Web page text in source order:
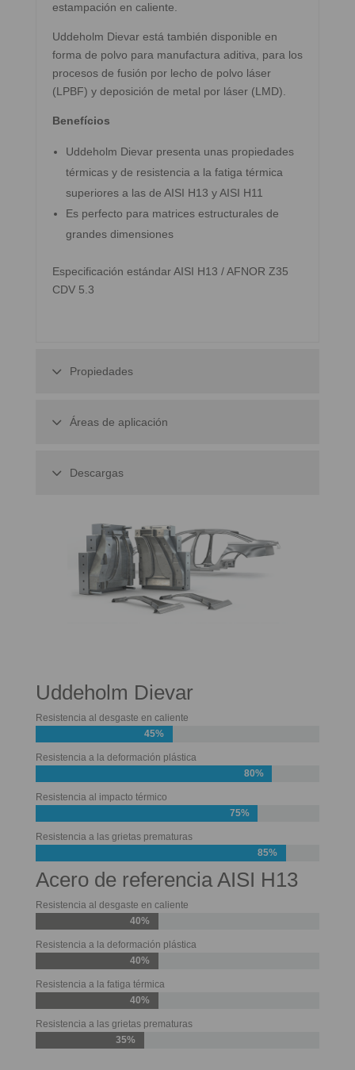
estampación en caliente.
Uddeholm Dievar está también disponible en
forma de polvo para manufactura aditiva, para los
procesos de fusión por lecho de polvo láser
(LPBF) y deposición de metal por láser (LMD).
Benefícios
Uddeholm Dievar presenta unas propiedades
térmicas y de resistencia a la fatiga térmica
superiores a las de AISI H13 y AISI H11
Es perfecto para matrices estructurales de
grandes dimensiones
Especificación estándar AISI H13 / AFNOR Z35
CDV 5.3
Propiedades
Áreas de aplicación
Descargas
Uddeholm Dievar
Resistencia al desgaste en caliente
45%
Resistencia a la deformación plástica
80%
Resistencia al impacto térmico
75%
Resistencia a las grietas prematuras
85%
Acero de referencia AISI H13
Resistencia al desgaste en caliente
40%
Resistencia a la deformación plástica
40%
Resistencia a la fatiga térmica
40%
Resistencia a las grietas prematuras
35%